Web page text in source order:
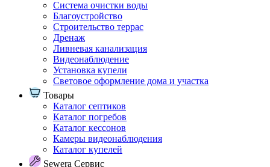
Система очистки воды
Благоустройство
Строительство террас
Дренаж
Ливневая канализация
Видеонаблюдение
Установка купели
Световое оформление дома и участка
Товары
Каталог септиков
Каталог погребов
Каталог кессонов
Камеры видеонаблюдения
Каталог купелей
Sewera Сервис